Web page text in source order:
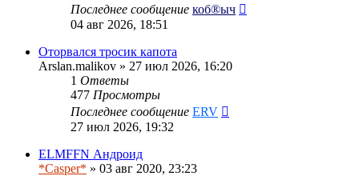
Последнее сообщение коб®ыч
04 авг 2026, 18:51
Оторвался тросик капота
Arslan.malikov » 27 июл 2026, 16:20
1 Ответы
477 Просмотры
Последнее сообщение ERV
27 июл 2026, 19:32
ELMFFN Андроид
*Casper* » 03 авг 2020, 23:23